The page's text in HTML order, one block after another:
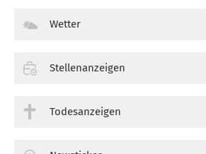
Wetter
Stellenanzeigen
Todesanzeigen